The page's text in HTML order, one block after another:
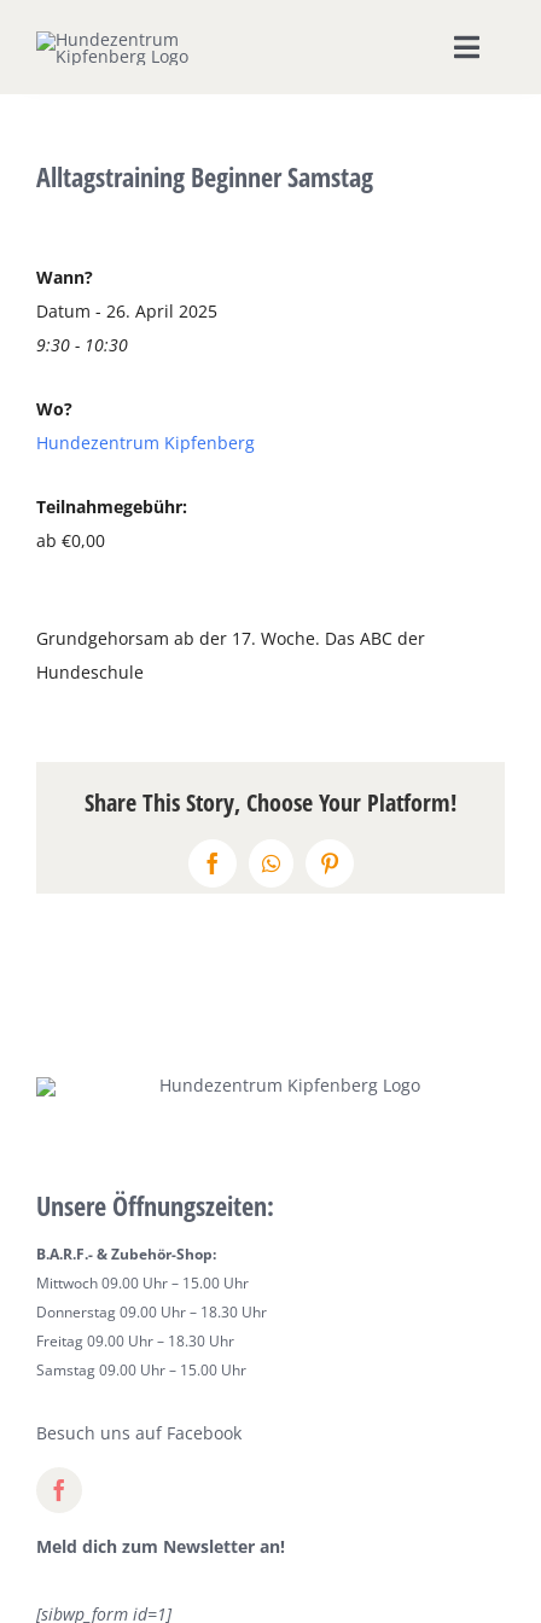
Inhalt
Toggle
Seminare & Workshops
Unsere Shops
Ernährungsberatung
Terminkalender
Öffnungszeiten
Alltagstraining Beginner Samstag
Wann?
Datum - 26. April 2025
9:30 - 10:30
Wo?
Hundezentrum Kipfenberg
Teilnahmegebühr:
ab €0,00
Grundgehorsam ab der 17. Woche. Das ABC der
Hundeschule
Share This Story, Choose Your Platform!
FacebookWhatsAppPinterest
Unsere Öffnungszeiten:
B.A.R.F.- & Zubehör-Shop:
Mittwoch 09.00 Uhr – 15.00 Uhr
Donnerstag 09.00 Uhr – 18.30 Uhr
Freitag 09.00 Uhr – 18.30 Uhr
Samstag 09.00 Uhr – 15.00 Uhr
Besuch uns auf Facebook
Meld dich zum Newsletter an!
[sibwp_form id=1]